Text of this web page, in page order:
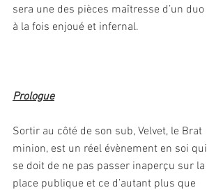
sera une des pièces maîtresse d’un duo
à la fois enjoué et infernal.
Prologue
Sortir au côté de son sub, Velvet, le Brat
minion, est un réel évènement en soi qui
se doit de ne pas passer inaperçu sur la
place publique et ce d’autant plus que